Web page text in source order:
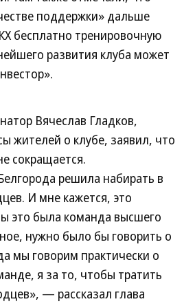
поддержки» дальше
бесплатно тренировочную
развития клуба может
Вячеслав Гладков,
жителей о клубе, заявил, что
сокращается.
решила набирать в
И мне кажется, это
это была команда высшего
нужно было бы говорить о
мы говорим практически о
я за то, чтобы тратить
— рассказал глава